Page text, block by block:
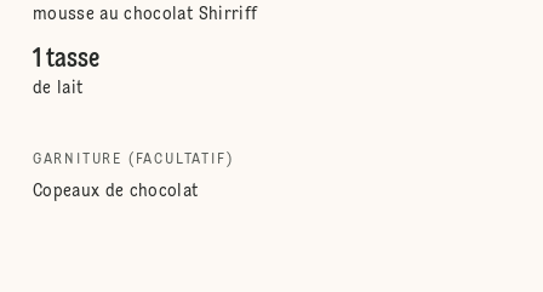
mousse au chocolat Shirriff
1 tasse
de lait
GARNITURE (FACULTATIF)
Copeaux de chocolat